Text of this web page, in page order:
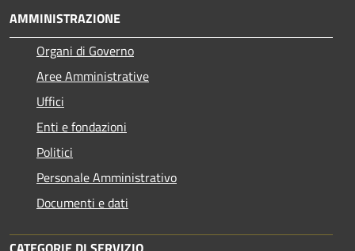
AMMINISTRAZIONE
Organi di Governo
Aree Amministrative
Uffici
Enti e fondazioni
Politici
Personale Amministrativo
Documenti e dati